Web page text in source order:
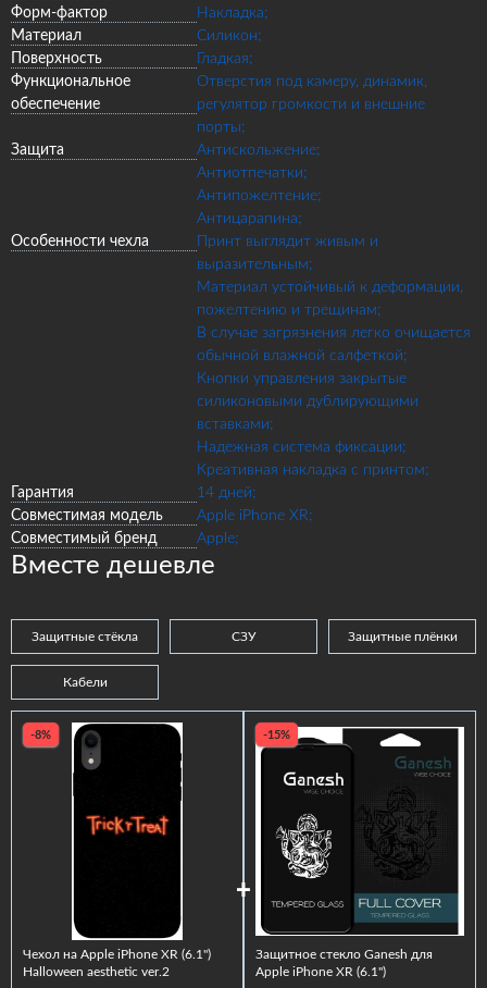
Форм-фактор
Накладка;
Материал
Силикон;
Поверхность
Гладкая;
Функциональное
обеспечение
Отверстия под камеру, динамик,
регулятор громкости и внешние
порты;
Защита
Антискольжение;
Антиотпечатки;
Антипожелтение;
Антицарапина;
Особенности чехла
Принт выглядит живым и
выразительным;
Материал устойчивый к деформации,
пожелтению и трещинам;
В случае загрязнения легко очищается
обычной влажной салфеткой;
Кнопки управления закрытые
силиконовыми дублирующими
вставками;
Надежная система фиксации;
Креативная накладка с принтом;
Гарантия
14 дней;
Совместимая модель
Apple iPhone XR;
Совместимый бренд
Apple;
Вместе дешевле
Защитные стёкла СЗУ Защитные плёнки
Кабели
-8%
Чехол на Apple iPhone XR (6.1")
Halloween aesthetic ver.2
-15%
Защитное стекло Ganesh для
Apple iPhone XR (6.1")